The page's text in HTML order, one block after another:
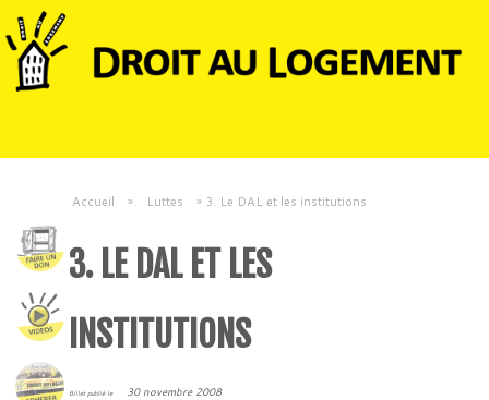
Accueil » Luttes » 3. Le DAL et les institutions
3. LE DAL ET LES
INSTITUTIONS
Billet publié le 30 novembre 2008